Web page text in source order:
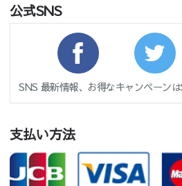
公式SNS
SNS 最新情報、お得なキャンペーンは
支払い方法